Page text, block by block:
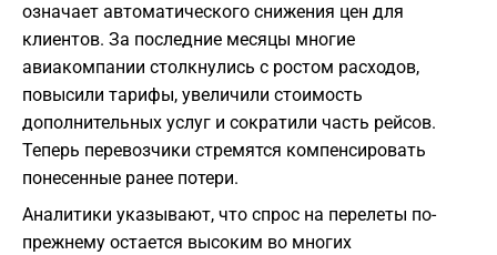
означает автоматического снижения цен для
клиентов. За последние месяцы многие
авиакомпании столкнулись с ростом расходов,
повысили тарифы, увеличили стоимость
дополнительных услуг и сократили часть рейсов.
Теперь перевозчики стремятся компенсировать
понесенные ранее потери.
Аналитики указывают, что спрос на перелеты по-
прежнему остается высоким во многих